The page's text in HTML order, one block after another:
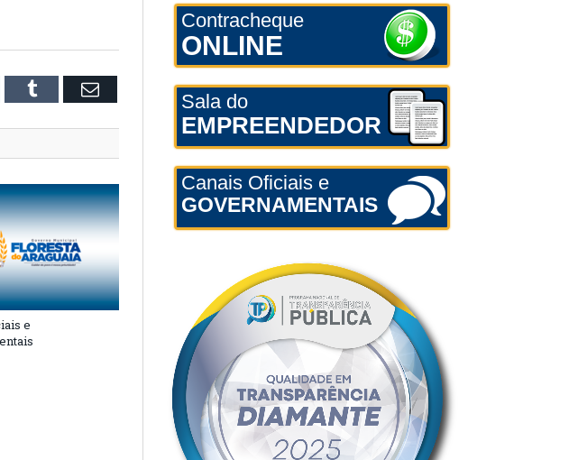
Tumblr Email
e
Contracheque
ONLINE
Sala do
EMPREENDEDOR
Canais Oficiais e
GOVERNAMENTAIS